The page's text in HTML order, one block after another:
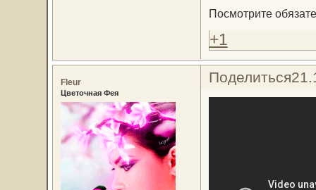
Посмотрите
+1
Поделиться
Fleur
Цветочная Фея